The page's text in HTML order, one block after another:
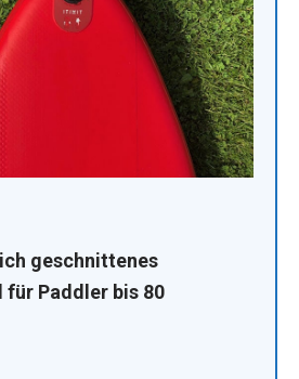
geschnittenes
Paddler bis 80